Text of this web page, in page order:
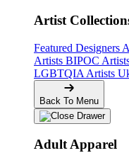
Artist
Featured Designers
Artists BIPOC
LGBTQIA Artists
Back To Menu
Adult Apparel